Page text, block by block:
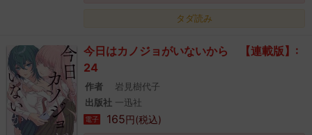
タダ読み
今日はカノジョがいないから 【連載版】:
24
作者
岩見樹代子
出版社
一迅社
電子 165円(税込)